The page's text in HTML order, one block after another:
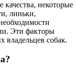
качества, некоторые
линьки,
Эти факторы
владельцев собак.